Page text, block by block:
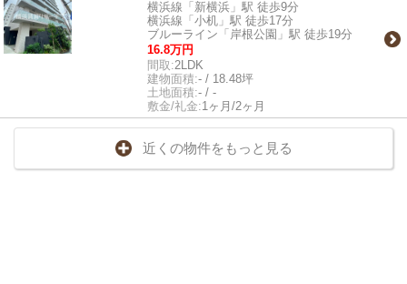
横浜線「新横浜」駅 徒歩9分
横浜線「小机」駅 徒歩17分
ブルーライン「岸根公園」駅 徒歩19分
16.8万円
間取:2LDK
建物面積:- / 18.48坪
土地面積:- / -
敷金/礼金:1ヶ月/2ヶ月
近くの物件をもっと見る